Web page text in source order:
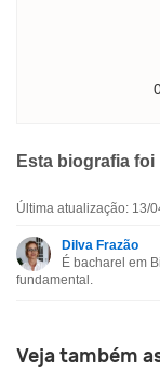
Esta biografia foi
Esta biografia
Última atualização: 13/
Dilva Frazão
É bacharel em
fundamental.
Veja também